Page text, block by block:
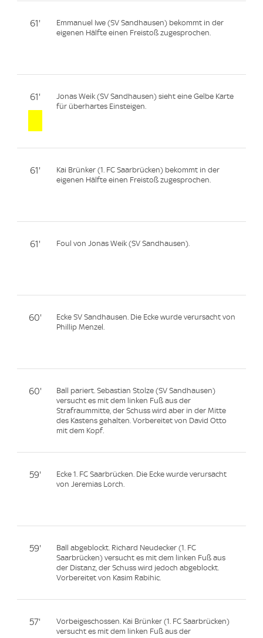
61'
Emmanuel Iwe (SV Sandhausen) bekommt in der
eigenen Hälfte einen Freistoß zugesprochen.
61'
Jonas Weik (SV Sandhausen) sieht eine Gelbe Karte
für überhartes Einsteigen.
61'
Kai Brünker (1. FC Saarbrücken) bekommt in der
eigenen Hälfte einen Freistoß zugesprochen.
61' Foul von Jonas Weik (SV Sandhausen).
60'
Ecke SV Sandhausen. Die Ecke wurde verursacht von
Phillip Menzel.
60'
Ball pariert. Sebastian Stolze (SV Sandhausen)
versucht es mit dem linken Fuß aus der
Strafraummitte, der Schuss wird aber in der Mitte
des Kastens gehalten. Vorbereitet von David Otto
mit dem Kopf.
59'
Ecke 1. FC Saarbrücken. Die Ecke wurde verursacht
von Jeremias Lorch.
59'
Ball abgeblockt. Richard Neudecker (1. FC
Saarbrücken) versucht es mit dem linken Fuß aus
der Distanz, der Schuss wird jedoch abgeblockt.
Vorbereitet von Kasim Rabihic.
57'
Vorbeigeschossen. Kai Brünker (1. FC Saarbrücken)
versucht es mit dem linken Fuß aus der